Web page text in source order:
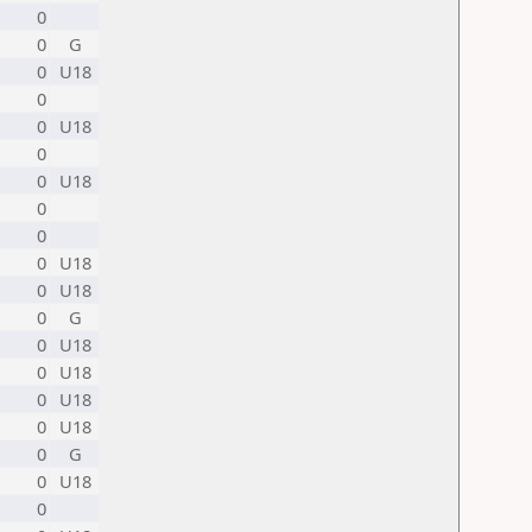
0
0
G
0 U18
0
0 U18
0
0 U18
0
0
0 U18
0 U18
0
G
0 U18
0 U18
0 U18
0 U18
0
G
0 U18
0